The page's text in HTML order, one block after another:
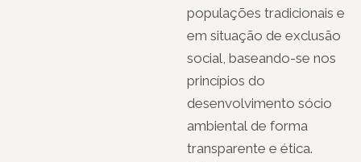
populações tradicionais e
em situação de exclusão
social, baseando-se nos
princípios do
desenvolvimento sócio
ambiental de forma
transparente e ética.